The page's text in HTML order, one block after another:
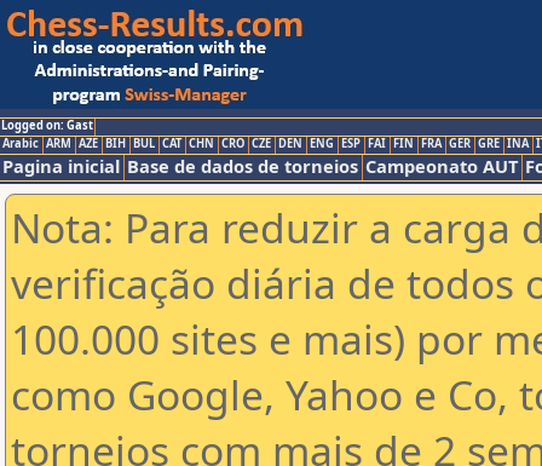
Logged on: Gast
Arabic ARM AZE BIH BUL CAT CHN CRO CZE DEN ENG ESP FAI FIN FRA GER GRE INA
Pagina inicial Base de dados de torneios Campeonato AUT
Nota: Para reduzir a carga
verificação diária de todos
100.000 sites e mais) por
como Google, Yahoo e Co,
torneios com mais de 2